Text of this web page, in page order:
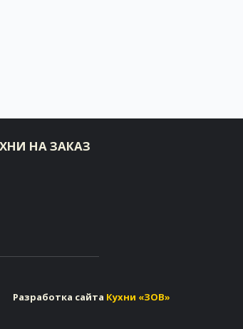
НА ЗАКАЗ
Разработка сайта Кухни «ЗОВ»